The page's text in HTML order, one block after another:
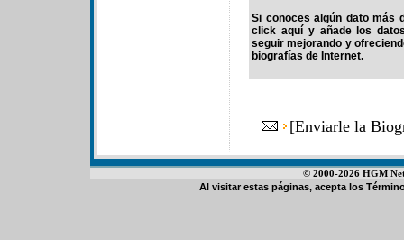
Si conoces algún dato más
click aquí y añade los
seguir mejorando y
biografías de Internet.
[Enviarle la
© 2000-2026 HGM
Al visitar estas páginas, acepta los